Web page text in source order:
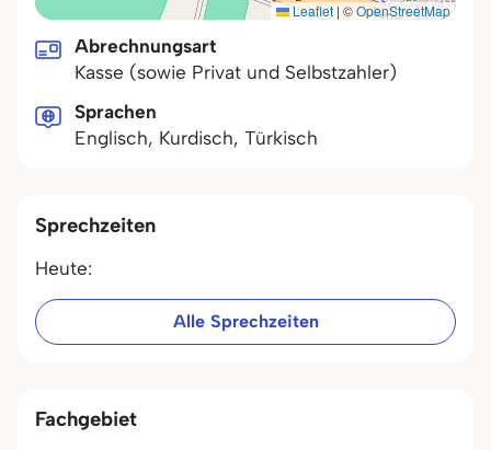
Leaflet | ©OpenStreetMap
Abrechnungsart
Kasse (sowie Privat und Selbstzahler)
Sprachen
Englisch, Kurdisch, Türkisch
Sprechzeiten
Heute:
Alle Sprechzeiten
Fachgebiet